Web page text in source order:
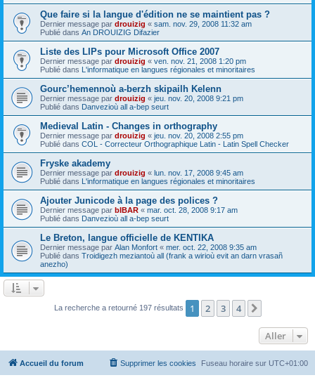
Que faire si la langue d'édition ne se maintient pas ?
Dernier message par drouizig « sam. nov. 29, 2008 11:32 am
Publié dans An DROUIZIG Difazier
Liste des LIPs pour Microsoft Office 2007
Dernier message par drouizig « ven. nov. 21, 2008 1:20 pm
Publié dans L'informatique en langues régionales et minoritaires
Gourc’hemennoù a-berzh skipailh Kelenn
Dernier message par drouizig « jeu. nov. 20, 2008 9:21 pm
Publié dans Danvezioù all a-bep seurt
Medieval Latin - Changes in orthography
Dernier message par drouizig « jeu. nov. 20, 2008 2:55 pm
Publié dans COL - Correcteur Orthographique Latin - Latin Spell Checker
Fryske akademy
Dernier message par drouizig « lun. nov. 17, 2008 9:45 am
Publié dans L'informatique en langues régionales et minoritaires
Ajouter Junicode à la page des polices ?
Dernier message par bIBAR « mar. oct. 28, 2008 9:17 am
Publié dans Danvezioù all a-bep seurt
Le Breton, langue officielle de KENTIKA
Dernier message par Alan Monfort « mer. oct. 22, 2008 9:35 am
Publié dans Troidigezh meziantoù all (frank a wirioù evit an darn vrasañ
anezho)
La recherche a retourné 197 résultats 1 2 3 4
Aller
Accueil du forum Fuseau horaire sur UTC+01:00
Supprimer les cookies